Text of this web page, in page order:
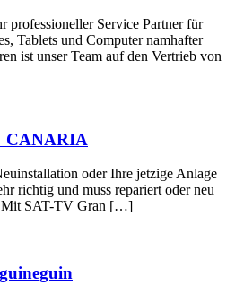
professioneller Service Partner für
Tablets und Computer namhafter
ist unser Team auf den Vertrieb von
CANARIA
oder Ihre jetzige Anlage
richtig und muss repariert oder neu
Mit SAT-TV Gran […]